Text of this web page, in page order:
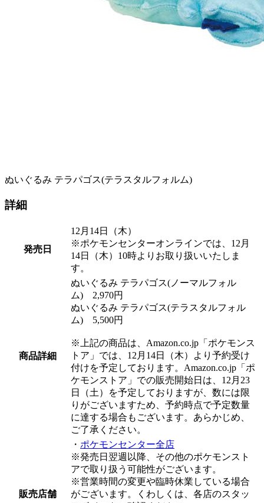
ぬいぐるみ テラパゴス(テラスタルフォルム)
詳細
発売日
12月14日（木）
※ポケモンセンターオンラインでは、12月
14日（木）10時よりお取り扱いいたしま
す。
商品詳細
ぬいぐるみ テラパゴス(ノーマルフォル
ム) 2,970円
ぬいぐるみ テラパゴス(テラスタルフォル
ム) 5,500円
※上記の商品は、Amazon.co.jp「ポケモンス
トア」では、12月14日（木）より予約受け
付けを予定しております。Amazon.co.jp「ポ
ケモンストア」での販売開始日は、12月23
日（土）を予定しておりますが、数には限
りがございますため、予約時点で予定数量
に達する場合もございます。あらかじめ、
ご了承ください。
販売店舗
・ ポケモンセンター全店
※発売日翌週以降、その他のポケモンスト
アで取り扱う可能性がございます。
※営業時間の変更や臨時休業している場合
がございます。くわしくは、各店のスタッ